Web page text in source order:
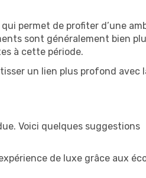
permet de profiter d’une
sont généralement bien
à cette période.
un lien plus profond avec
Voici quelques suggestions
de luxe grâce aux